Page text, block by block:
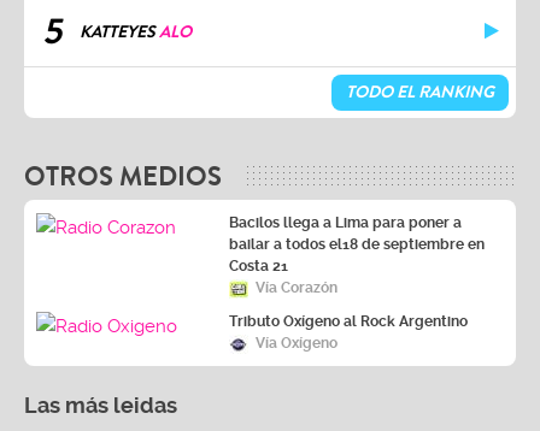
5 KATTEYESALO
TODO EL RANKING
OTROS MEDIOS
Bacilos llega a Lima para poner a
bailar a todos el18 de septiembre en
Costa 21
Vía Corazón
Tributo Oxígeno al Rock Argentino
Vía Oxígeno
Las más leidas